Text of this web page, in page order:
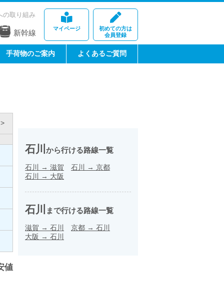
マイページ
初めての方は
会員登録
の取り組み
新幹線
手荷物のご案内 よくあるご質問
値
石川 から行ける路線一覧
石川 → 滋賀 石川 → 京都
石川
→ 大阪
石川 まで行ける路線一覧
滋賀 → 石川 京都 → 石川
大阪 → 石川